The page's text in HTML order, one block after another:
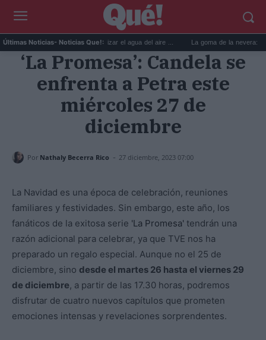
Últimas Noticias- Noticias Que!:
6 usos prácticos para reutilizar el agua del aire ... La goma de la nevera: el
‘La Promesa’: Candela se
enfrenta a Petra este
miércoles 27 de
diciembre
Por Nathaly Becerra Rico - 27 diciembre, 2023 07:00
La Navidad es una época de celebración, reuniones
familiares y festividades. Sin embargo, este año, los
fanáticos de la exitosa serie 'La Promesa' tendrán una
razón adicional para celebrar, ya que TVE nos ha
preparado un regalo especial. Aunque no el 25 de
diciembre, sino desde el martes 26 hasta el viernes 29
de diciembre, a partir de las 17.30 horas, podremos
disfrutar de cuatro nuevos capítulos que prometen
emociones intensas y revelaciones sorprendentes.